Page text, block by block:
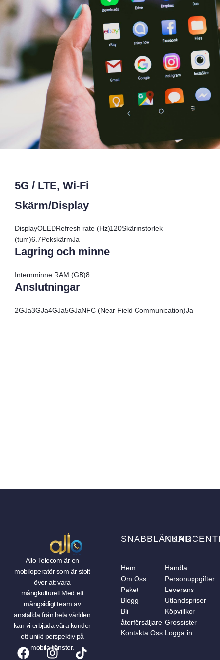
5G / LTE, Wi-Fi
Skärm/Display
DisplayOLEDRefresh rate (Hz)120Skärmstorlek
(tum)6.7PekskärmJa
Lagring och minne
Internminne RAM (GB)8
Anslutningar
2GJa3GJa4GJa5GJaNFC (Near Field Communication)Ja
Allo Telecom är en
mobiloperatör som är stolt
över att vara
mångkulturell.Med ett
mångsidigt team av
anställda från hela världen
kan vi erbjuda våra kunder
ett unikt perspektiv på
mobila tjänster.
SNABBLÄNKAR
Hem
Om Oss
Paket
Blogg
Bli
återförsäljare
Kontakta Oss
Handla
Personuppgifter
Leverans
Utlandspriser
Köpvillkor
Grossister
Logga in